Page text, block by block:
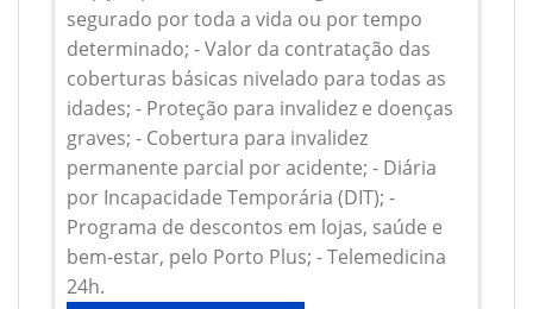
segurado por toda a vida ou por tempo
determinado; - Valor da contratação das
coberturas básicas nivelado para todas as
idades; - Proteção para invalidez e doenças
graves; - Cobertura para invalidez
permanente parcial por acidente; - Diária
por Incapacidade Temporária (DIT); -
Programa de descontos em lojas, saúde e
bem-estar, pelo Porto Plus; - Telemedicina
24h.